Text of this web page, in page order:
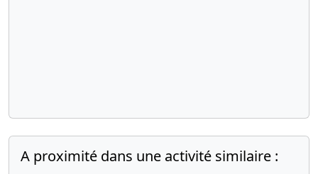
A proximité dans une activité similaire :